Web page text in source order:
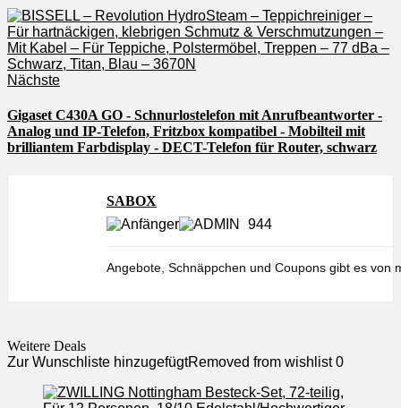
Nächste
Gigaset C430A GO - Schnurlostelefon mit Anrufbeantworter -
Analog und IP-Telefon, Fritzbox kompatibel - Mobilteil mit
brilliantem Farbdisplay - DECT-Telefon für Router, schwarz
SABOX
944
Angebote, Schnäppchen und Coupons gibt es von
Weitere Deals
Zur Wunschliste hinzugefügtRemoved from wishlist 0